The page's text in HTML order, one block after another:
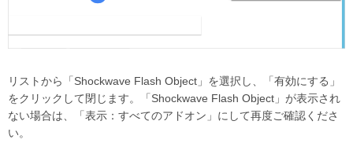
リストから「Shockwave Flash Object」を選択し、「有効にする」
をクリックして閉じます。「Shockwave Flash Object」が表示され
ない場合は、「表示：すべてのアドオン」にして再度ご確認くださ
い。